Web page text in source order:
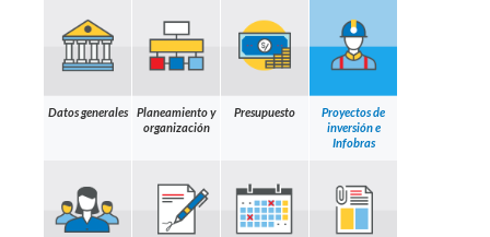
Datos generales
Planeamiento y
organización
Presupuesto
Proyectos de
inversión e
Infobras